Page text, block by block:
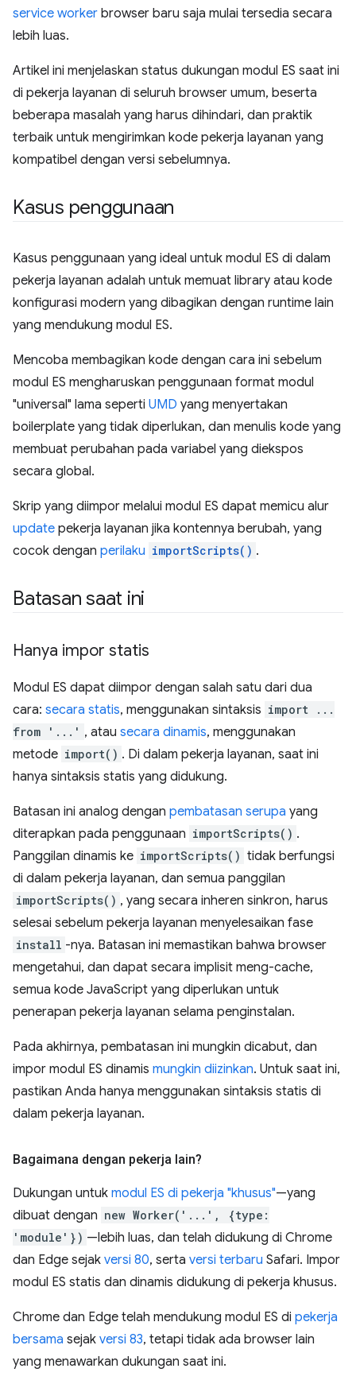
service worker browser baru saja mulai tersedia secara
lebih luas.
Artikel ini menjelaskan status dukungan modul ES saat ini
di pekerja layanan di seluruh browser umum, beserta
beberapa masalah yang harus dihindari, dan praktik
terbaik untuk mengirimkan kode pekerja layanan yang
kompatibel dengan versi sebelumnya.
Kasus penggunaan
Kasus penggunaan yang ideal untuk modul ES di dalam
pekerja layanan adalah untuk memuat library atau kode
konfigurasi modern yang dibagikan dengan runtime lain
yang mendukung modul ES.
Mencoba membagikan kode dengan cara ini sebelum
modul ES mengharuskan penggunaan format modul
"universal" lama seperti UMD yang menyertakan
boilerplate yang tidak diperlukan, dan menulis kode yang
membuat perubahan pada variabel yang diekspos
secara global.
Skrip yang diimpor melalui modul ES dapat memicu alur
update pekerja layanan jika kontennya berubah, yang
cocok dengan perilaku importScripts() .
Batasan saat ini
Hanya impor statis
Modul ES dapat diimpor dengan salah satu dari dua
cara: secara statis, menggunakan sintaksis import ...
from '...' , atau secara dinamis, menggunakan
metode import() . Di dalam pekerja layanan, saat ini
hanya sintaksis statis yang didukung.
Batasan ini analog dengan pembatasan serupa yang
diterapkan pada penggunaan importScripts() .
Panggilan dinamis ke importScripts() tidak berfungsi
di dalam pekerja layanan, dan semua panggilan
importScripts() , yang secara inheren sinkron, harus
selesai sebelum pekerja layanan menyelesaikan fase
install -nya. Batasan ini memastikan bahwa browser
mengetahui, dan dapat secara implisit meng-cache,
semua kode JavaScript yang diperlukan untuk
penerapan pekerja layanan selama penginstalan.
Pada akhirnya, pembatasan ini mungkin dicabut, dan
impor modul ES dinamis mungkin diizinkan. Untuk saat ini,
pastikan Anda hanya menggunakan sintaksis statis di
dalam pekerja layanan.
Bagaimana dengan pekerja lain?
Dukungan untuk modul ES di pekerja "khusus"—yang
dibuat dengan new Worker('...', {type:
'module'}) —lebih luas, dan telah didukung di Chrome
dan Edge sejak versi 80, serta versi terbaru Safari. Impor
modul ES statis dan dinamis didukung di pekerja khusus.
Chrome dan Edge telah mendukung modul ES di pekerja
bersama sejak versi 83, tetapi tidak ada browser lain
yang menawarkan dukungan saat ini.